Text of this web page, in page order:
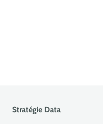
Stratégie Data